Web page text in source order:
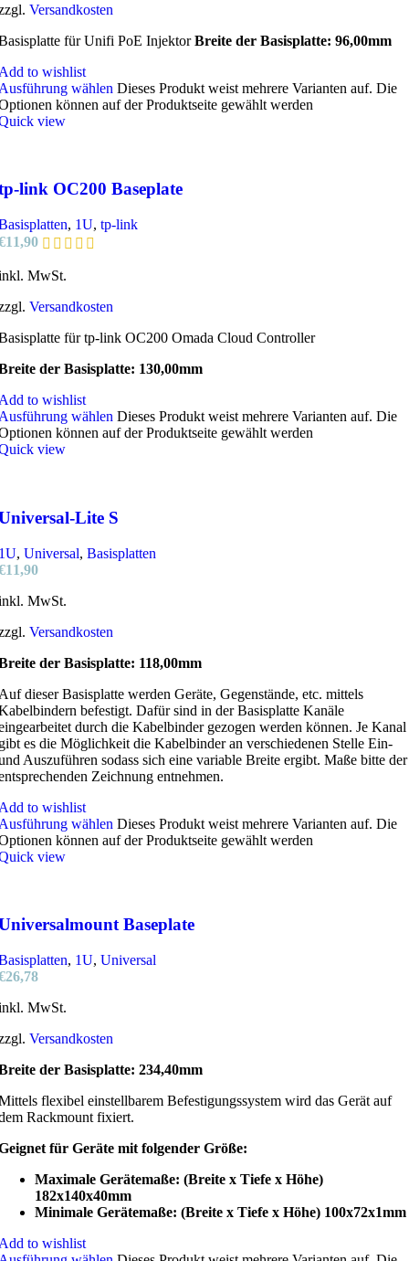
Versandkosten
für Unifi PoE InjektorBreite der Basisplatte: 96,00mm
to wishlist
wählen Dieses Produkt weist mehrere Varianten auf. Die
können auf der Produktseite gewählt werden
view
link OC200 Baseplate
, 1U, tp-link
11,90
MwSt.
Versandkosten
für tp-link OC200 Omada Cloud Controller
der Basisplatte: 130,00mm
to wishlist
wählen Dieses Produkt weist mehrere Varianten auf. Die
können auf der Produktseite gewählt werden
view
Lite S
, Universal, Basisplatten
11,90
MwSt.
Versandkosten
der Basisplatte: 118,00mm
dieser Basisplatte werden Geräte, Gegenstände, etc. mittels
befestigt. Dafür sind in der Basisplatte Kanäle
durch die Kabelbinder gezogen werden können. Je Kanal
es die Möglichkeit die Kabelbinder an verschiedenen Stelle Ein-
Auszuführen sodass sich eine variable Breite ergibt. Maße bitte der
Zeichnung entnehmen.
to wishlist
wählen Dieses Produkt weist mehrere Varianten auf. Die
können auf der Produktseite gewählt werden
view
Baseplate
, 1U, Universal
26,78
MwSt.
Versandkosten
der Basisplatte: 234,40mm
flexibel einstellbarem Befestigungssystem wird das Gerät auf
Rackmount fixiert.
für Geräte mit folgender Größe:
Maximale Gerätemaße: (Breite x Tiefe x Höhe)
182x140x40mm
Minimale Gerätemaße: (Breite x Tiefe x Höhe) 100x72x1mm
to wishlist